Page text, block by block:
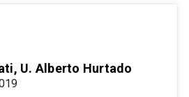
U. Alberto Hurtado